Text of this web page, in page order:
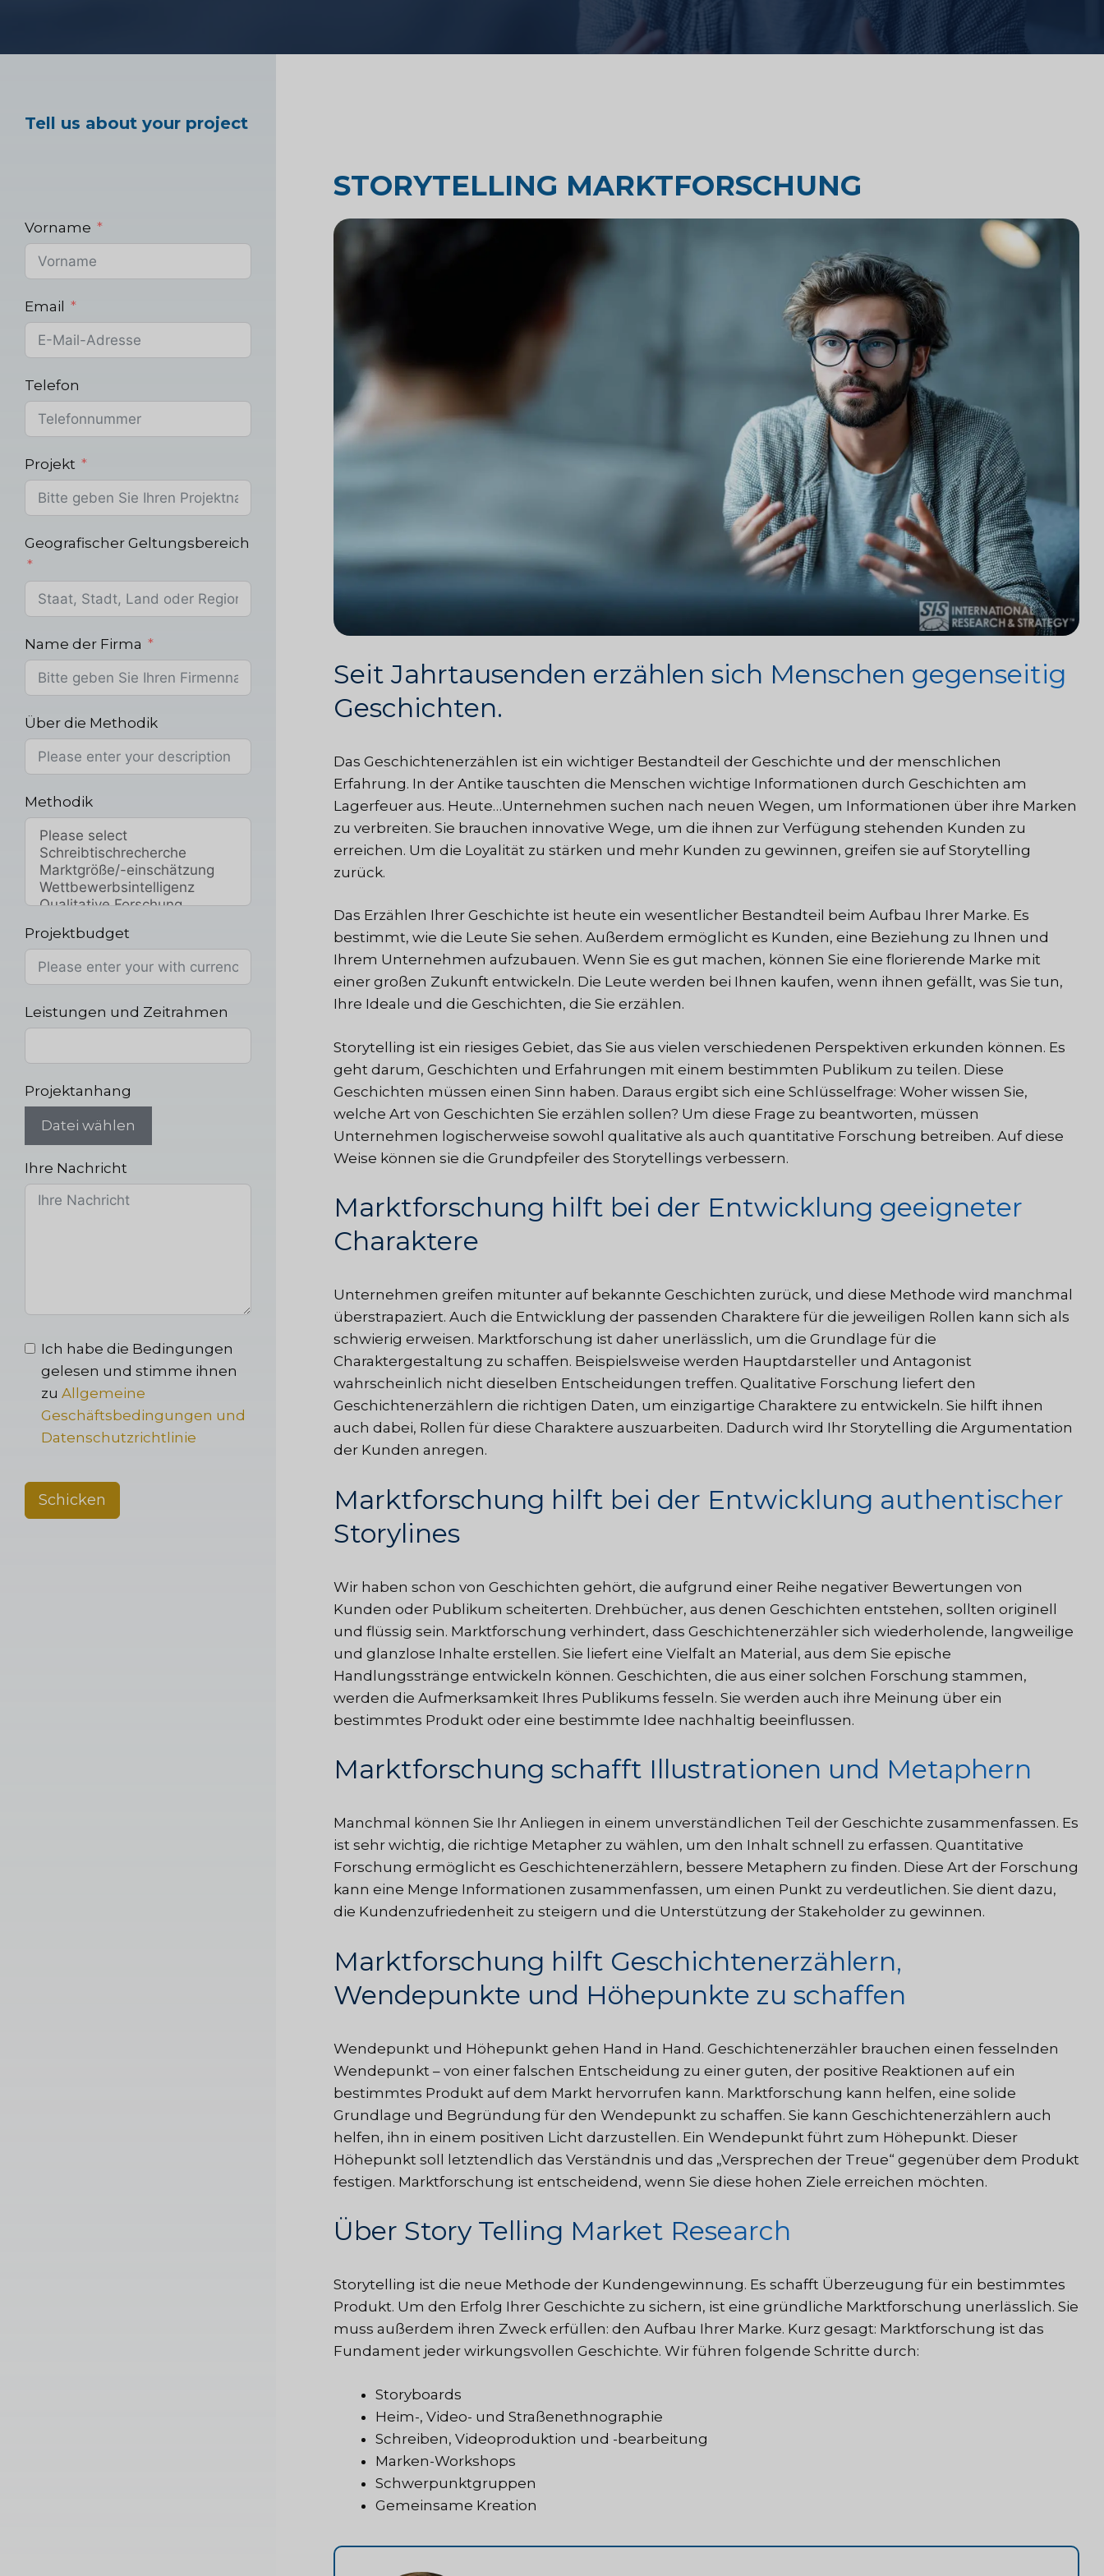
Marktforschung im
Geschmackstest
Wettbewerbsanalyse von
Anwaltskanzleien
Technologieintegration in
Anwaltskanzleien
Marktforschung für
Anwaltskanzleien
STORYTELLING MARKTFORSCHUNG
Seit Jahrtausenden erzählen sich Menschen gegenseitig
Geschichten.
Das Geschichtenerzählen ist ein wichtiger Bestandteil der Geschichte und der menschlichen
Erfahrung. In der Antike tauschten die Menschen wichtige Informationen durch Geschichten am
Lagerfeuer aus. Heute…Unternehmen suchen nach neuen Wegen, um Informationen über ihre Marken
zu verbreiten. Sie brauchen innovative Wege, um die ihnen zur Verfügung stehenden Kunden zu
erreichen. Um die Loyalität zu stärken und mehr Kunden zu gewinnen, greifen sie auf Storytelling
zurück.
Das Erzählen Ihrer Geschichte ist heute ein wesentlicher Bestandteil beim Aufbau Ihrer Marke. Es
bestimmt, wie die Leute Sie sehen. Außerdem ermöglicht es Kunden, eine Beziehung zu Ihnen und
Ihrem Unternehmen aufzubauen. Wenn Sie es gut machen, können Sie eine florierende Marke mit
einer großen Zukunft entwickeln. Die Leute werden bei Ihnen kaufen, wenn ihnen gefällt, was Sie tun,
Ihre Ideale und die Geschichten, die Sie erzählen.
Storytelling ist ein riesiges Gebiet, das Sie aus vielen verschiedenen Perspektiven erkunden können. Es
geht darum, Geschichten und Erfahrungen mit einem bestimmten Publikum zu teilen. Diese
Geschichten müssen einen Sinn haben. Daraus ergibt sich eine Schlüsselfrage: Woher wissen Sie,
welche Art von Geschichten Sie erzählen sollen? Um diese Frage zu beantworten, müssen
Unternehmen logischerweise sowohl qualitative als auch quantitative Forschung betreiben. Auf diese
Weise können sie die Grundpfeiler des Storytellings verbessern.
Marktforschung hilft bei der Entwicklung geeigneter
Charaktere
Unternehmen greifen mitunter auf bekannte Geschichten zurück, und diese Methode wird manchmal
überstrapaziert. Auch die Entwicklung der passenden Charaktere für die jeweiligen Rollen kann sich als
schwierig erweisen. Marktforschung ist daher unerlässlich, um die Grundlage für die
Charaktergestaltung zu schaffen. Beispielsweise werden Hauptdarsteller und Antagonist
wahrscheinlich nicht dieselben Entscheidungen treffen. Qualitative Forschung liefert den
Geschichtenerzählern die richtigen Daten, um einzigartige Charaktere zu entwickeln. Sie hilft ihnen
auch dabei, Rollen für diese Charaktere auszuarbeiten. Dadurch wird Ihr Storytelling die Argumentation
der Kunden anregen.
Marktforschung hilft bei der Entwicklung authentischer
Storylines
Wir haben schon von Geschichten gehört, die aufgrund einer Reihe negativer Bewertungen von
Kunden oder Publikum scheiterten. Drehbücher, aus denen Geschichten entstehen, sollten originell
und flüssig sein. Marktforschung verhindert, dass Geschichtenerzähler sich wiederholende, langweilige
und glanzlose Inhalte erstellen. Sie liefert eine Vielfalt an Material, aus dem Sie epische
Handlungsstränge entwickeln können. Geschichten, die aus einer solchen Forschung stammen,
werden die Aufmerksamkeit Ihres Publikums fesseln. Sie werden auch ihre Meinung über ein
bestimmtes Produkt oder eine bestimmte Idee nachhaltig beeinflussen.
Marktforschung schafft Illustrationen und Metaphern
Manchmal können Sie Ihr Anliegen in einem unverständlichen Teil der Geschichte zusammenfassen. Es
ist sehr wichtig, die richtige Metapher zu wählen, um den Inhalt schnell zu erfassen. Quantitative
Forschung ermöglicht es Geschichtenerzählern, bessere Metaphern zu finden. Diese Art der Forschung
kann eine Menge Informationen zusammenfassen, um einen Punkt zu verdeutlichen. Sie dient dazu,
die Kundenzufriedenheit zu steigern und die Unterstützung der Stakeholder zu gewinnen.
Marktforschung hilft Geschichtenerzählern,
Wendepunkte und Höhepunkte zu schaffen
Wendepunkt und Höhepunkt gehen Hand in Hand. Geschichtenerzähler brauchen einen fesselnden
Wendepunkt – von einer falschen Entscheidung zu einer guten, der positive Reaktionen auf ein
bestimmtes Produkt auf dem Markt hervorrufen kann. Marktforschung kann helfen, eine solide
Grundlage und Begründung für den Wendepunkt zu schaffen. Sie kann Geschichtenerzählern auch
helfen, ihn in einem positiven Licht darzustellen. Ein Wendepunkt führt zum Höhepunkt. Dieser
Höhepunkt soll letztendlich das Verständnis und das „Versprechen der Treue“ gegenüber dem Produkt
festigen. Marktforschung ist entscheidend, wenn Sie diese hohen Ziele erreichen möchten.
Über Story Telling Market Research
Storytelling ist die neue Methode der Kundengewinnung. Es schafft Überzeugung für ein bestimmtes
Produkt. Um den Erfolg Ihrer Geschichte zu sichern, ist eine gründliche Marktforschung unerlässlich. Sie
muss außerdem ihren Zweck erfüllen: den Aufbau Ihrer Marke. Kurz gesagt: Marktforschung ist das
Fundament jeder wirkungsvollen Geschichte. Wir führen folgende Schritte durch:
Storyboards
Heim-, Video- und Straßenethnographie
Schreiben, Videoproduktion und -bearbeitung
Marken-Workshops
Schwerpunktgruppen
Gemeinsame Kreation
Tell us about your project
Vorname
Email
Telefon
Projekt
Geografischer Geltungsbereich
Name der Firma
Über die Methodik
Methodik
Projektbudget
Leistungen und Zeitrahmen
Projektanhang
Datei wählen
Ihre Nachricht
Ich habe die Bedingungen
gelesen und stimme ihnen
zu Allgemeine
Geschäftsbedingungen und
Datenschutzrichtlinie
Schicken